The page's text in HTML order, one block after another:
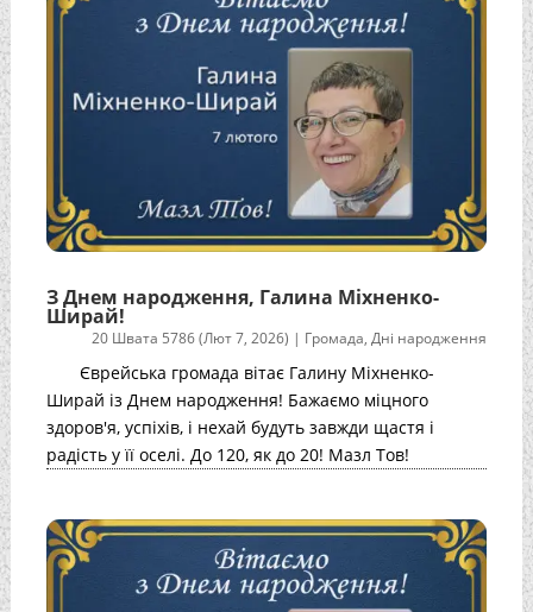
З Днем народження, Галина Міхненко-
Ширай!
20 Швата 5786 (Лют 7, 2026) | Громада,Дні народження
Єврейська громада вітає Галину Міхненко-
Ширай із Днем народження! Бажаємо міцного
здоров'я, успіхів, і нехай будуть завжди щастя і
радість у її оселі. До 120, як до 20! Мазл Тов!